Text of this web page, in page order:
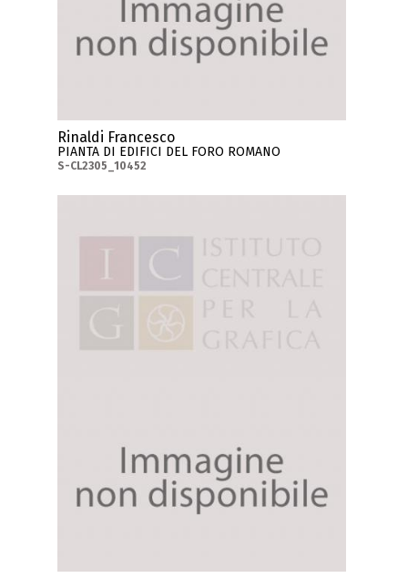
Rinaldi Francesco
PIANTA DI EDIFICI DEL FORO ROMANO
S-CL2305_10452